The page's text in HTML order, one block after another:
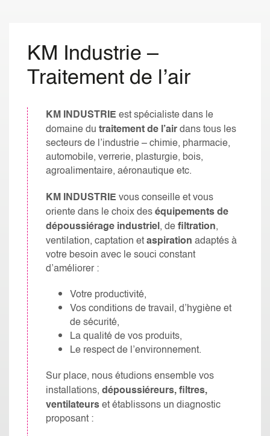
KM Industrie –
Traitement de l’air
KM INDUSTRIEest spécialiste dans le
domaine dutraitement de l’airdans tous les
secteurs de l’industrie – chimie, pharmacie,
automobile, verrerie, plasturgie, bois,
agroalimentaire, aéronautique etc.
KM INDUSTRIEvous conseille et vous
oriente dans le choix deséquipements de
dépoussiérageindustriel, defiltration,
ventilation, captation etaspirationadaptés à
votre besoin avec le souci constant
d’améliorer :
Votre productivité,
Vos conditions de travail, d’hygiène et
de sécurité,
La qualité de vos produits,
Le respect de l’environnement.
Sur place, nous étudions ensemble vos
installations,dépoussiéreurs, filtres,
ventilateurset établissons un diagnostic
proposant :